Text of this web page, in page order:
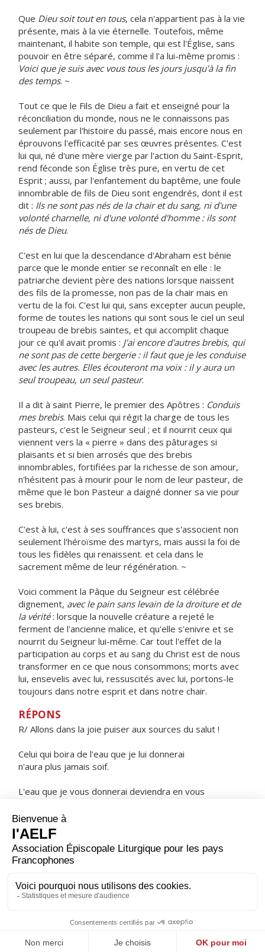
Que Dieu soit tout en tous, cela n'appartient pas à la vie
présente, mais à la vie éternelle. Toutefois, même
maintenant, il habite son temple, qui est l'Église, sans
pouvoir en être séparé, comme il l'a lui-même promis :
Voici que je suis avec vous tous les jours jusqu'à la fin
des temps. ~
Tout ce que le Fils de Dieu a fait et enseigné pour la
réconciliation du monde, nous ne le connaissons pas
seulement par l'histoire du passé, mais encore nous en
éprouvons l'efficacité par ses œuvres présentes. C'est
lui qui, né d'une mère vierge par l'action du Saint-Esprit,
rend féconde son Église très pure, en vertu de cet
Esprit ; aussi, par l'enfantement du baptême, une foule
innombrable de fils de Dieu sont engendrés, dont il est
dit : Ils ne sont pas nés de la chair et du sang, ni d'une
volonté charnelle, ni d'une volonté d'homme : ils sont
nés de Dieu.
C'est en lui que la descendance d'Abraham est bénie
parce que le monde entier se reconnaît en elle : le
patriarche devient père des nations lorsque naissent
des fils de la promesse, non pas de la chair mais en
vertu de la foi. C'est lui qui, sans excepter aucun peuple,
forme de toutes les nations qui sont sous le ciel un seul
troupeau de brebis saintes, et qui accomplit chaque
jour ce qu'il avait promis : J'ai encore d'autres brebis, qui
ne sont pas de cette bergerie : il faut que je les conduise
avec les autres. Elles écouteront ma voix : il y aura un
seul troupeau, un seul pasteur.
Il a dit à saint Pierre, le premier des Apôtres : Conduis
mes brebis. Mais celui qui régit la charge de tous les
pasteurs, c'est le Seigneur seul ; et il nourrit ceux qui
viennent vers la « pierre » dans des pâturages si
plaisants et si bien arrosés que des brebis
innombrables, fortifiées par la richesse de son amour,
n'hésitent pas à mourir pour le nom de leur pasteur, de
même que le bon Pasteur a daigné donner sa vie pour
ses brebis.
C'est à lui, c'est à ses souffrances que s'associent non
seulement l'héroïsme des martyrs, mais aussi la foi de
tous les fidèles qui renaissent. et cela dans le
sacrement même de leur régénération. ~
Voici comment la Pâque du Seigneur est célébrée
dignement, avec le pain sans levain de la droiture et de
la vérité: lorsque la nouvelle créature a rejeté le
ferment de l'ancienne malice, et qu'elle s'enivre et se
nourrit du Seigneur lui-même. Car tout l'effet de la
participation au corps et au sang du Christ est de nous
transformer en ce que nous consommons; morts avec
lui, ensevelis avec lui, ressuscités avec lui, portons-le
toujours dans notre esprit et dans notre chair.
RÉPONS
R/ Allons dans la joie puiser aux sources du salut !
Celui qui boira de l'eau que je lui donnerai
n'aura plus jamais soif.
L'eau que je vous donnerai deviendra en vous
ORAISON
Chaque année, Seigneur, tu nous fais revivre le mystère
l'espérance de la résurrection ; donne-nous de toujours
accueillir avec amour ce que nous célébrons dans la foi.